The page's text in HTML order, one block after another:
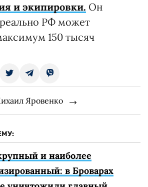
и экипировки. Он
РФ может
150 тысяч
Яровенко
и наиболее
в Броварах